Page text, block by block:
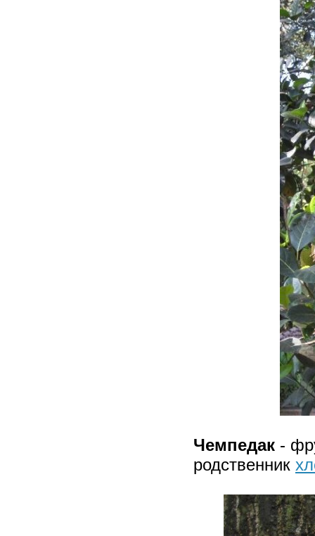
Чемпедак -
родственник